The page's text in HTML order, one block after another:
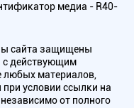
медиа - R40-
сайта защищены
с действующим
любых материалов,
условии ссылки на
от полного